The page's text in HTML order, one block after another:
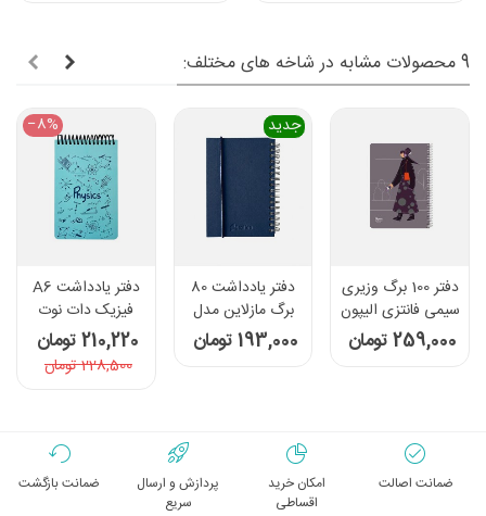
9 محصولات مشابه در شاخه های مختلف:
دفتر 100 برگ وزیری
سیمی فانتزی الیپون
- کد 2391271
259,000 تومان
جدید
دفتر یادداشت 80
برگ مازلاین مدل
Life Note - رنگ
سرمه ای
193,000 تومان
‎−8%
دفتر یادداشت A6
فیزیک دات نوت
سری Science رنگ
فیروزه ای
210,220 تومان
228,500 تومان
ضمانت اصالت
امکان خرید
اقساطی
پردازش و ارسال
سریع
ضمانت بازگشت